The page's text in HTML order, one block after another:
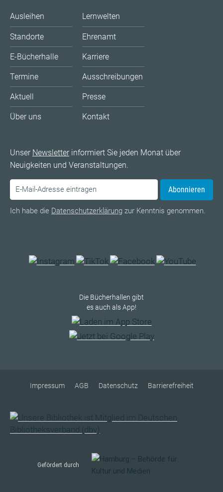
Ausleihen
Standorte
E-Bücherhalle
Termine
Aktuell
Über uns
Lernwelten
Ehrenamt
Karriere
Ausschreibungen
Presse
Kontakt
Unser Newsletterinformiert Sie jeden Monat über
Neuigkeiten und Veranstaltungen.
Abonnieren
Ich habe die Datenschutzerklärung zur Kenntnis genommen.
Die Bücherhallen gibt
es auch als App!
Impressum AGB Datenschutz Barrierefreiheit
Gefördert durch